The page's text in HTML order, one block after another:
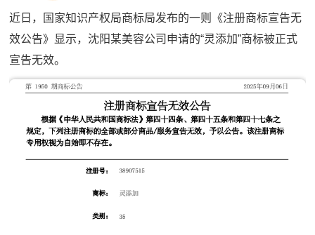
近日，国家知识产权局商标局发布的一则《注册商标宣告无
效公告》显示，沈阳某美容公司申请的“灵添加”商标被正式
宣告无效。